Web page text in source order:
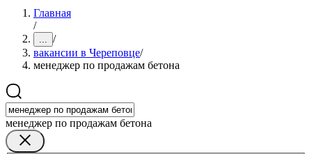
Главная
/
... /
вакансии в Череповце/
менеджер по продажам бетона
менеджер по продажам бетона